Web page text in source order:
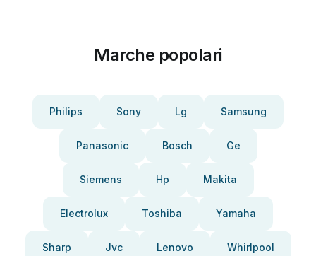
Marche popolari
Philips Sony Lg Samsung
Panasonic Bosch Ge
Siemens Hp Makita
Electrolux Toshiba Yamaha
Sharp Jvc Lenovo Whirlpool